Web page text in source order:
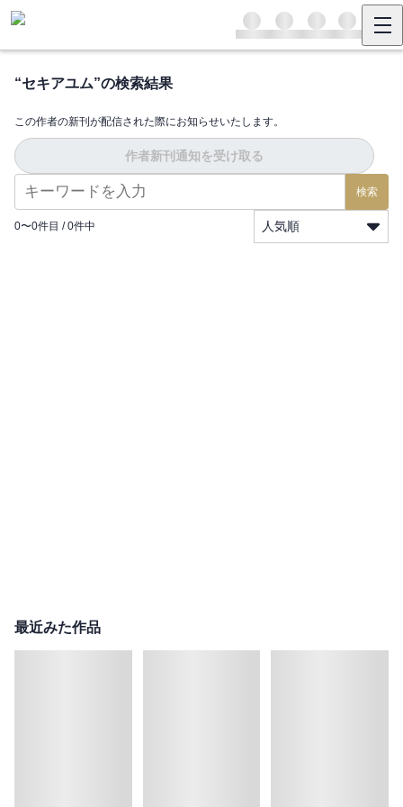
“セキアユム”の検索結果
この作者の新刊が配信された際にお知らせいたします。
作者新刊通知を受け取る
検索
0〜0件目 / 0件中 人気順
最近みた作品